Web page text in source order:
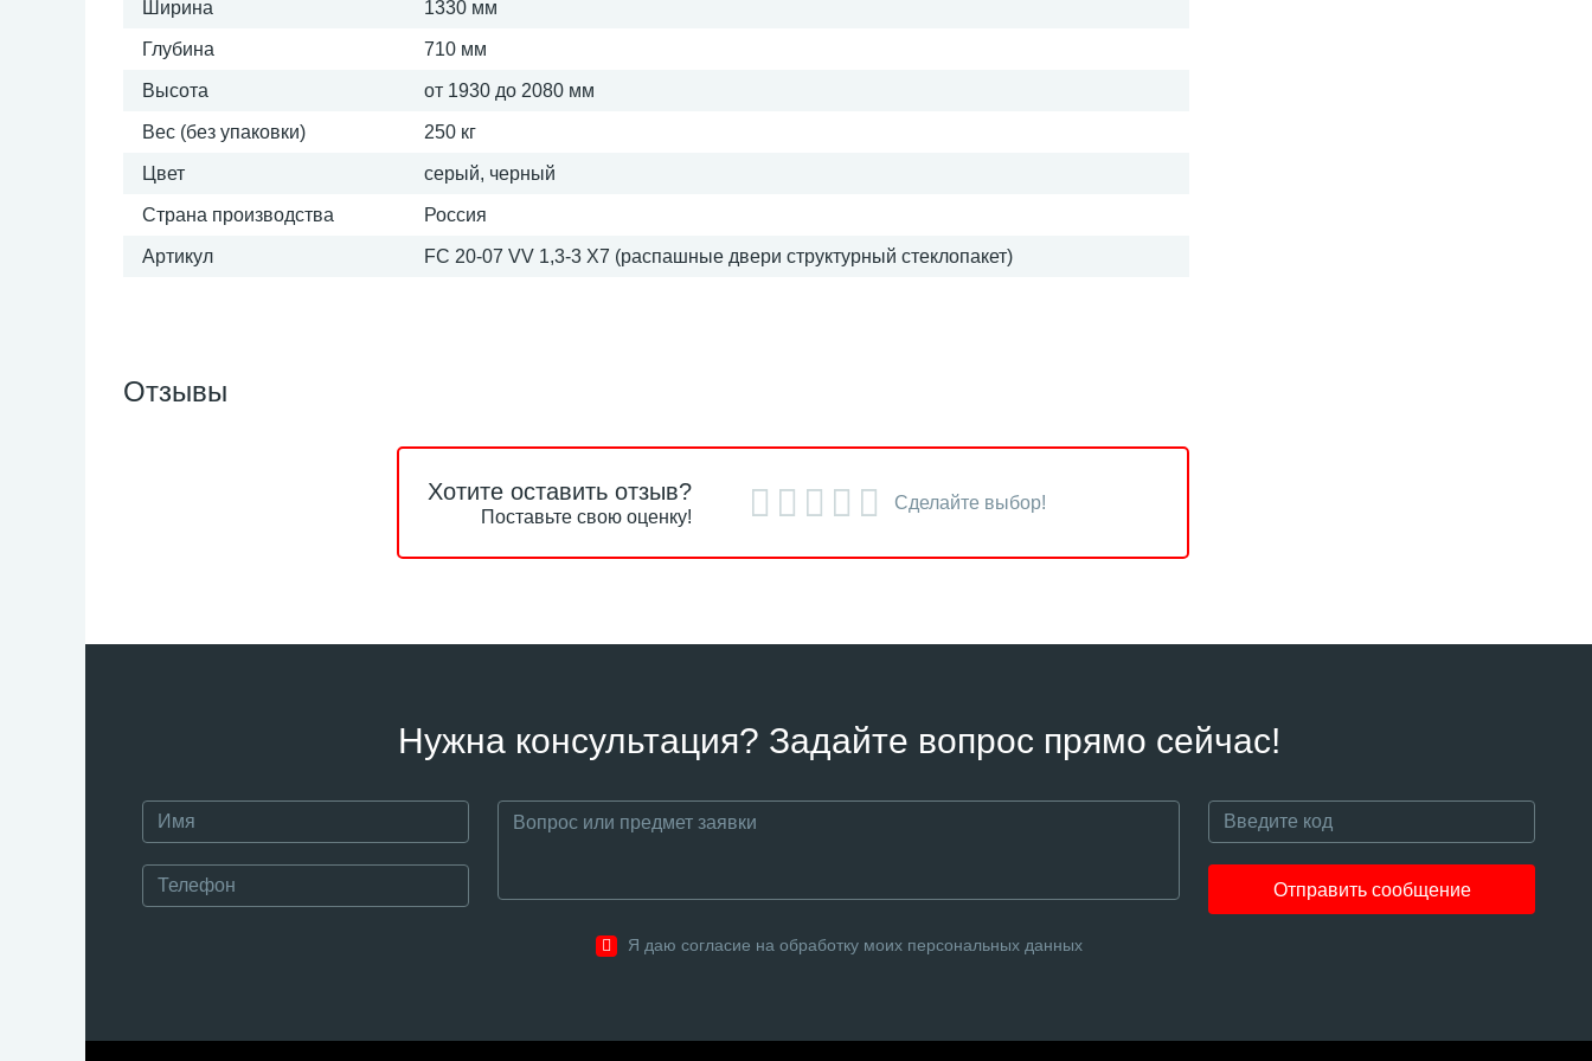
Ширина 1330 мм
Глубина 710 мм
Высота от 1930 до 2080 мм
Вес (без упаковки) 250 кг
Цвет серый, черный
Страна производства Россия
Артикул FC 20-07 VV 1,3-3 X7 (распашные двери структурный стеклопакет)
Отзывы
Хотите оставить отзыв?
Поставьте свою оценку!
Сделайте выбор!
Нужна консультация? Задайте вопрос прямо сейчас!
Отправить сообщение
Я даю согласие на обработку моих персональных данных